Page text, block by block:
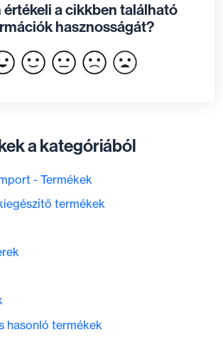
értékeli a cikkben található
hasznosságát?
a kategóriából
- Termékek
termékek
hasonló termékek